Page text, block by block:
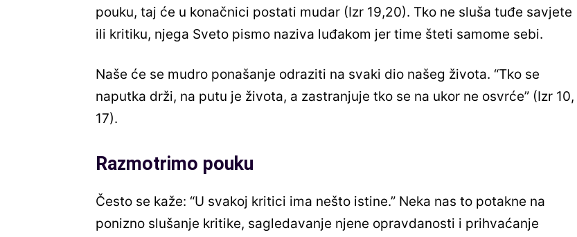
pouku, taj će u konačnici postati mudar (Izr 19,20). Tko ne sluša tuđe savjete
ili kritiku, njega Sveto pismo naziva luđakom jer time šteti samome sebi.
Naše će se mudro ponašanje odraziti na svaki dio našeg života. “Tko se
naputka drži, na putu je života, a zastranjuje tko se na ukor ne osvrće” (Izr 10,
17).
Razmotrimo pouku
Često se kaže: “U svakoj kritici ima nešto istine.” Neka nas to potakne na
ponizno slušanje kritike, sagledavanje njene opravdanosti i prihvaćanje